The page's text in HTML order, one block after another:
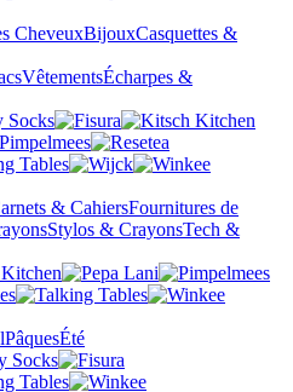
CheveuxBijouxCasquettes &
VêtementsÉcharpes &
& CahiersFournitures de
Stylos & CrayonsTech &
PâquesÉté